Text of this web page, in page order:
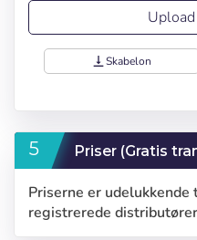
Bruger (VAT):
Vælg
vertical_align_bottomSkabelon
Priser (Gratis
Priserne er
registrerede distributører